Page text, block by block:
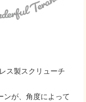
ス製スクリューチ
ンが、角度によって